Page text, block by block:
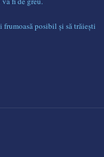
frumoasă posibil și să trăiești